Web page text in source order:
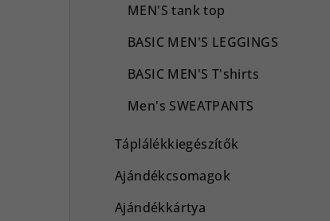
MEN'S tank top
BASIC MEN'S LEGGINGS
BASIC MEN'S T'shirts
Men's SWEATPANTS
Táplálékkiegészítők
Ajándékcsomagok
Ajándékkártya